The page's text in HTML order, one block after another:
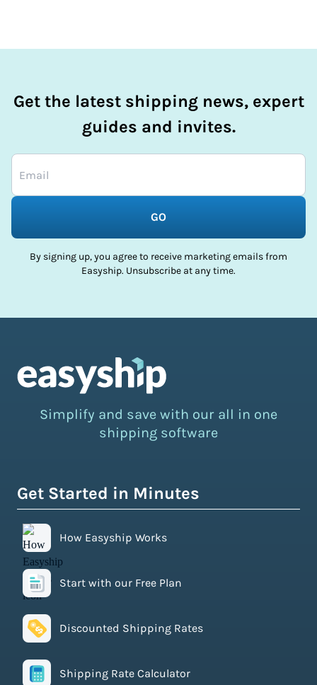
Get the latest shipping news, expert
guides and invites.
GO
By signing up, you agree to receive marketing emails from
Easyship. Unsubscribe at any time.
Simplify and save with our all in one
shipping software
Get Started in Minutes
How Easyship Works
Start with our Free Plan
Discounted Shipping Rates
Shipping Rate Calculator